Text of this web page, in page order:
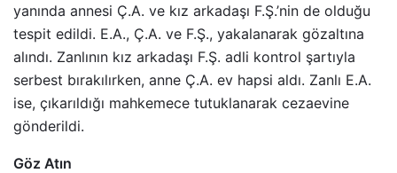
yanında annesi Ç.A. ve kız arkadaşı F.Ş.’nin de olduğu
tespit edildi. E.A., Ç.A. ve F.Ş., yakalanarak gözaltına
alındı. Zanlının kız arkadaşı F.Ş. adli kontrol şartıyla
serbest bırakılırken, anne Ç.A. ev hapsi aldı. Zanlı E.A.
ise, çıkarıldığı mahkemece tutuklanarak cezaevine
gönderildi.
Göz Atın